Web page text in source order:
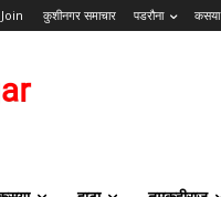
कुशीनगर समाचार पडरौना कसया